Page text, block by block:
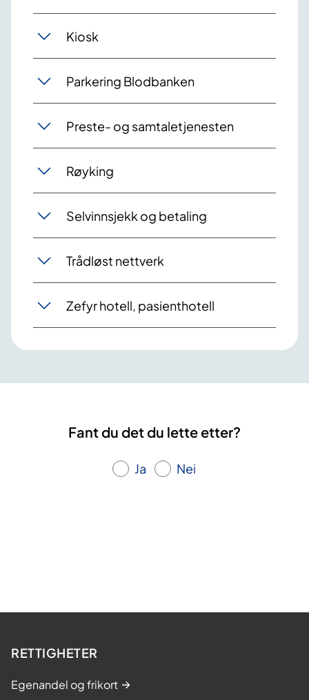
Kiosk
Parkering Blodbanken
Preste- og samtaletjenesten
Røyking
Selvinnsjekk og betaling
Trådløst nettverk
Zefyr hotell, pasienthotell
Fant du det du lette etter?
Ja Nei
RETTIGHETER
Egenandel og frikort